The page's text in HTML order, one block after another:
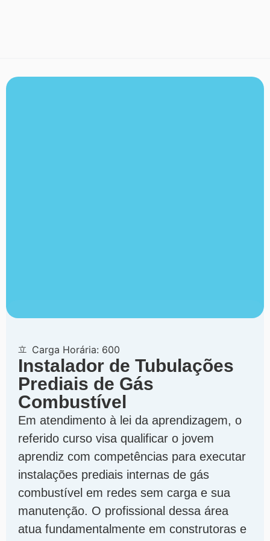
Carga Horária: 600
Instalador de Tubulações
Prediais de Gás
Combustível
Em atendimento à lei da aprendizagem, o
referido curso visa qualificar o jovem
aprendiz com competências para executar
instalações prediais internas de gás
combustível em redes sem carga e sua
manutenção. O profissional dessa área
atua fundamentalmente em construtoras e